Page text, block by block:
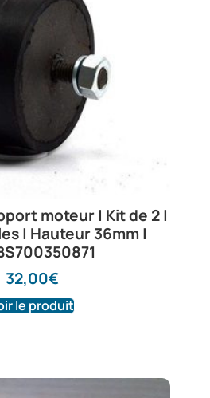
moteur | Kit de 2 |
| Hauteur 36mm |
32,00€
le produit